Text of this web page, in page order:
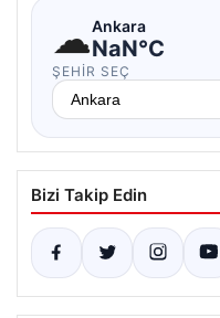
☁Ankara
NaN°C
ŞEHIR SEÇ
Bizi Takip Edin